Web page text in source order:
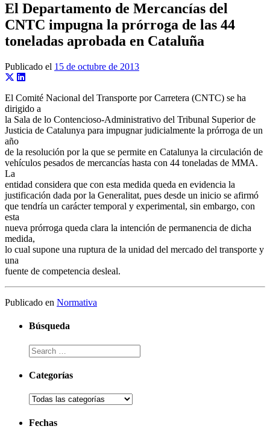
El Departamento de Mercancías del
CNTC impugna la prórroga de las 44
toneladas aprobada en Cataluña
Publicado el 15 de octubre de 2013
El Comité Nacional del Transporte por Carretera (CNTC) se ha
dirigido a
la Sala de lo Contencioso-Administrativo del Tribunal Superior de
Justicia de Catalunya para impugnar judicialmente la prórroga de un
año
de la resolución por la que se permite en Catalunya la circulación de
vehículos pesados de mercancías hasta con 44 toneladas de MMA.
La
entidad considera que con esta medida queda en evidencia la
justificación dada por la Generalitat, pues desde un inicio se afirmó
que tendría un carácter temporal y experimental, sin embargo, con
esta
nueva prórroga queda clara la intención de permanencia de dicha
medida,
lo cual supone una ruptura de la unidad del mercado del transporte y
una
fuente de competencia desleal.
Publicado en Normativa
Búsqueda
Categorías
Fechas